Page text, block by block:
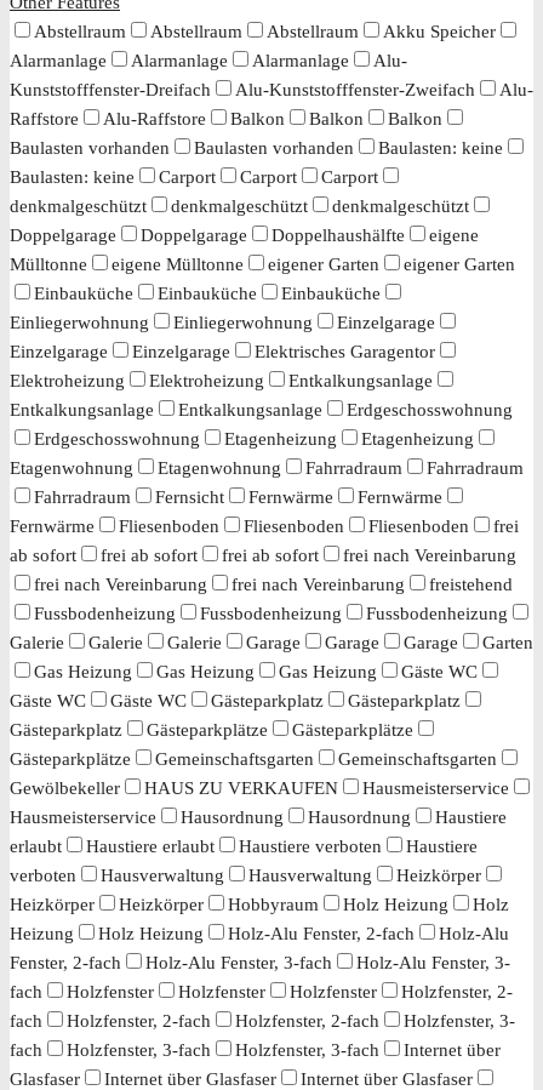
Abstellraum
Abstellraum Abstellraum
Akku Speicher
Alarmanlage
Alarmanlage Alarmanlage
Alu-
Kunststofffenster-Dreifach
Alu-Kunststofffenster-Zweifach
Alu-
Raffstore
Alu-Raffstore Balkon Balkon
Balkon
Baulasten vorhanden
Baulasten vorhanden
Baulasten: keine
Baulasten: keine
Carport Carport
Carport
denkmalgeschützt
denkmalgeschützt
denkmalgeschützt
Doppelgarage
Doppelgarage Doppelhaushälfte
eigene
Mülltonne
eigene Mülltonne eigener Garten
eigener Garten
Einbauküche
Einbauküche
Einbauküche
Einliegerwohnung
Einliegerwohnung
Einzelgarage
Einzelgarage
Einzelgarage
Elektrisches Garagentor
Elektroheizung
Elektroheizung
Entkalkungsanlage
Entkalkungsanlage
Entkalkungsanlage
Erdgeschosswohnung
Erdgeschosswohnung
Etagenheizung
Etagenheizung
Etagenwohnung
Etagenwohnung Fahrradraum
Fahrradraum
Fahrradraum
Fernsicht Fernwärme
Fernwärme
Fernwärme
Fliesenboden Fliesenboden Fliesenboden
frei
ab sofort
frei ab sofort frei ab sofort
frei nach Vereinbarung
frei nach Vereinbarung
frei nach Vereinbarung
freistehend
Fussbodenheizung
Fussbodenheizung
Fussbodenheizung
Galerie
Galerie Galerie Garage Garage Garage
Garten
Gas Heizung
Gas Heizung Gas Heizung
Gäste WC
Gäste WC
Gäste WC Gästeparkplatz
Gästeparkplatz
Gästeparkplatz
Gästeparkplätze
Gästeparkplätze
Gästeparkplätze
Gemeinschaftsgarten
Gemeinschaftsgarten
Gewölbekeller
HAUS ZU VERKAUFEN
Hausmeisterservice
Hausmeisterservice
Hausordnung Hausordnung
Haustiere
erlaubt
Haustiere erlaubt Haustiere verboten
Haustiere
verboten
Hausverwaltung Hausverwaltung
Heizkörper
Heizkörper
Heizkörper Hobbyraum Holz Heizung
Holz
Heizung
Holz Heizung Holz-Alu Fenster, 2-fach
Holz-Alu
Fenster, 2-fach
Holz-Alu Fenster, 3-fach
Holz-Alu Fenster, 3-
fach
Holzfenster Holzfenster Holzfenster
Holzfenster, 2-
fach
Holzfenster, 2-fach Holzfenster, 2-fach
Holzfenster, 3-
fach
Holzfenster, 3-fach Holzfenster, 3-fach
Internet über
Glasfaser
Internet über Glasfaser
Internet über Glasfaser